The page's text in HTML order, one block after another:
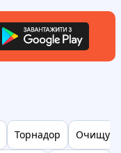
Торнадор